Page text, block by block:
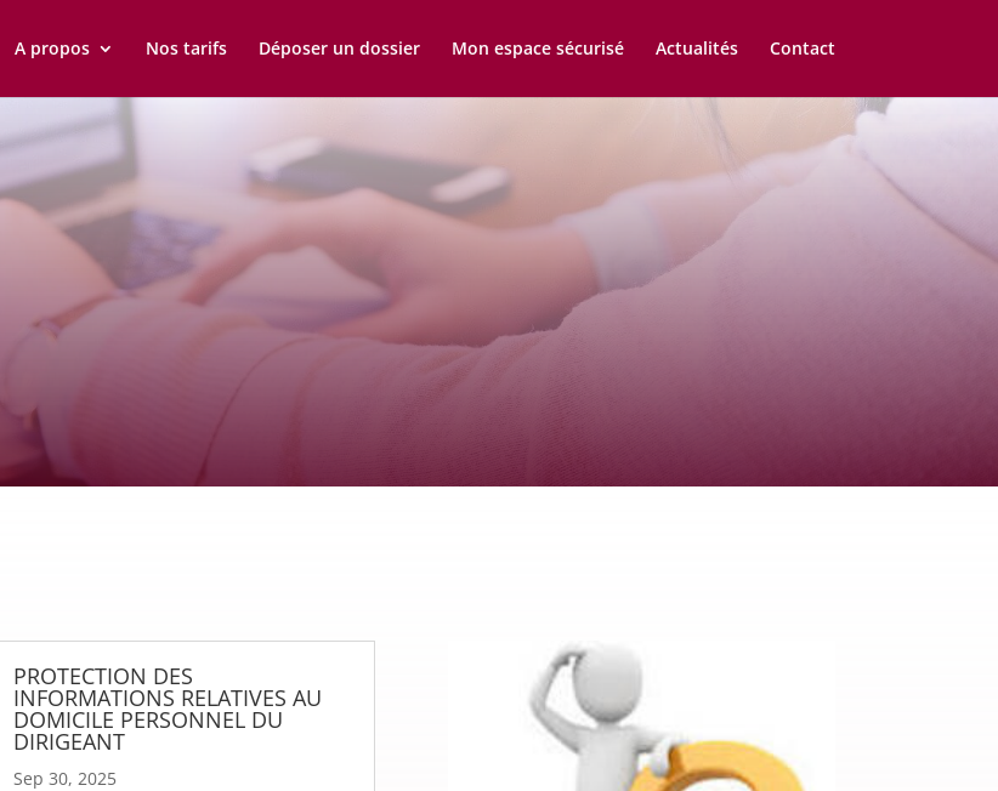
A propos Nos tarifs Déposer un dossier Mon espace sécurisé Actualités Contact
PROTECTION DES
INFORMATIONS RELATIVES AU
DOMICILE PERSONNEL DU
DIRIGEANT
Sep 30, 2025